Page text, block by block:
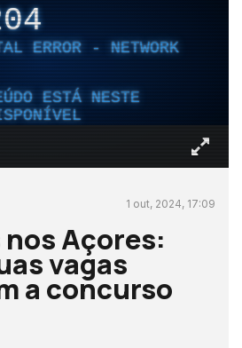
ERROR - NETWORK
ESTÁ NESTE
1 out, 2024, 17:09
Açores:
vagas
a concurso